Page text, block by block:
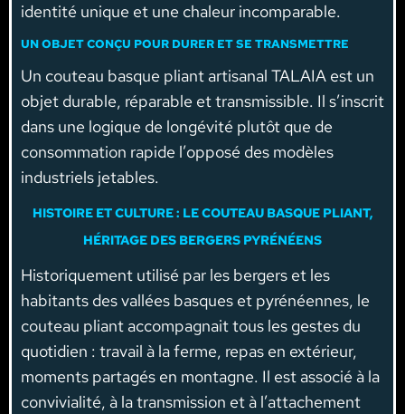
identité unique et une chaleur incomparable.
UN OBJET CONÇU POUR DURER ET SE TRANSMETTRE
Un couteau basque pliant artisanal TALAIA est un
objet durable, réparable et transmissible. Il s’inscrit
dans une logique de longévité plutôt que de
consommation rapide l’opposé des modèles
industriels jetables.
HISTOIRE ET CULTURE : LE COUTEAU BASQUE PLIANT,
HÉRITAGE DES BERGERS PYRÉNÉENS
Historiquement utilisé par les bergers et les
habitants des vallées basques et pyrénéennes, le
couteau pliant accompagnait tous les gestes du
quotidien : travail à la ferme, repas en extérieur,
moments partagés en montagne. Il est associé à la
convivialité, à la transmission et à l’attachement